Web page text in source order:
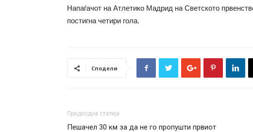
Напаѓачот на Атлетико Мадрид на Светското
постигна четири гола.
Сподели
Предходна статија
Пешачел 30 км за да не го пропушти првиот